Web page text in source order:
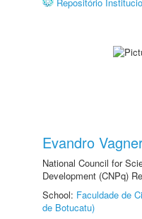
Evandro
National Council for
Development (CNPq)
School: Faculdade de
de Botucatu)